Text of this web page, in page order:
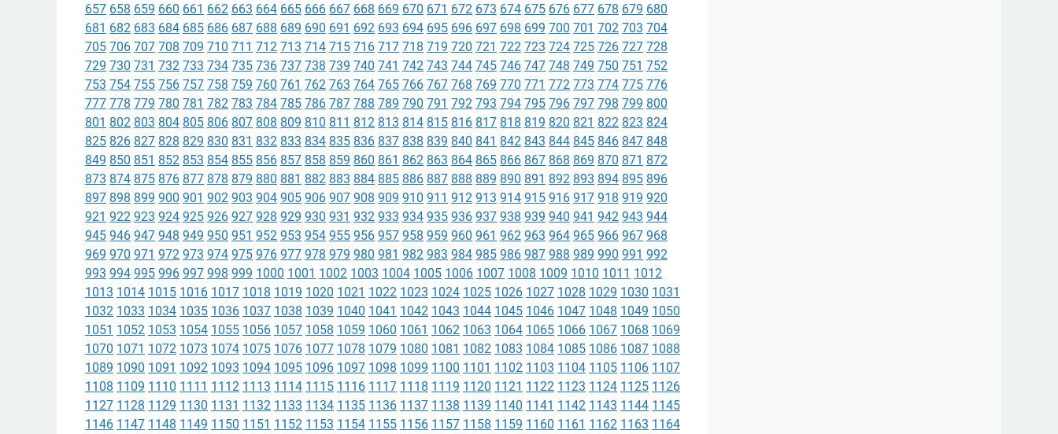
657 658 659 660 661 662 663 664 665 666 667 668 669 670 671 672 673 674 675 676 677 678 679 680
681 682 683 684 685 686 687 688 689 690 691 692 693 694 695 696 697 698 699 700 701 702 703 704
705 706 707 708 709 710 711 712 713 714 715 716 717 718 719 720 721 722 723 724 725 726 727 728
729 730 731 732 733 734 735 736 737 738 739 740 741 742 743 744 745 746 747 748 749 750 751 752
753 754 755 756 757 758 759 760 761 762 763 764 765 766 767 768 769 770 771 772 773 774 775 776
777 778 779 780 781 782 783 784 785 786 787 788 789 790 791 792 793 794 795 796 797 798 799 800
801 802 803 804 805 806 807 808 809 810 811 812 813 814 815 816 817 818 819 820 821 822 823 824
825 826 827 828 829 830 831 832 833 834 835 836 837 838 839 840 841 842 843 844 845 846 847 848
849 850 851 852 853 854 855 856 857 858 859 860 861 862 863 864 865 866 867 868 869 870 871 872
873 874 875 876 877 878 879 880 881 882 883 884 885 886 887 888 889 890 891 892 893 894 895 896
897 898 899 900 901 902 903 904 905 906 907 908 909 910 911 912 913 914 915 916 917 918 919 920
921 922 923 924 925 926 927 928 929 930 931 932 933 934 935 936 937 938 939 940 941 942 943 944
945 946 947 948 949 950 951 952 953 954 955 956 957 958 959 960 961 962 963 964 965 966 967 968
969 970 971 972 973 974 975 976 977 978 979 980 981 982 983 984 985 986 987 988 989 990 991 992
993 994 995 996 997 998 999 1000 1001 1002 1003 1004 1005 1006 1007 1008 1009 1010 1011 1012
1013 1014 1015 1016 1017 1018 1019 1020 1021 1022 1023 1024 1025 1026 1027 1028 1029 1030 1031
1032 1033 1034 1035 1036 1037 1038 1039 1040 1041 1042 1043 1044 1045 1046 1047 1048 1049 1050
1051 1052 1053 1054 1055 1056 1057 1058 1059 1060 1061 1062 1063 1064 1065 1066 1067 1068 1069
1070 1071 1072 1073 1074 1075 1076 1077 1078 1079 1080 1081 1082 1083 1084 1085 1086 1087 1088
1089 1090 1091 1092 1093 1094 1095 1096 1097 1098 1099 1100 1101 1102 1103 1104 1105 1106 1107
1108 1109 1110 1111 1112 1113 1114 1115 1116 1117 1118 1119 1120 1121 1122 1123 1124 1125 1126
1127 1128 1129 1130 1131 1132 1133 1134 1135 1136 1137 1138 1139 1140 1141 1142 1143 1144 1145
1146 1147 1148 1149 1150 1151 1152 1153 1154 1155 1156 1157 1158 1159 1160 1161 1162 1163 1164